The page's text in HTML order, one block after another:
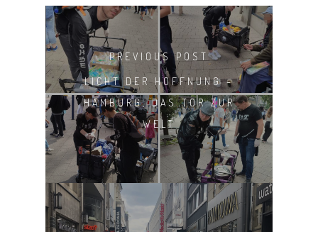
PREVIOUS POST
LICHT DER HOFFNUNG -
HAMBURG, DAS TOR ZUR
WELT